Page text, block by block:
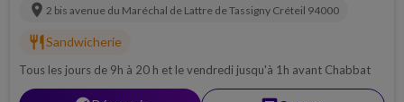
location_on 2 bis avenue du Maréchal de Lattre de Tassigny Créteil 94000
restaurant Sandwicherie
Tous les jours de 9h à 20 h et le vendredi jusqu'à 1h avant Chabbat